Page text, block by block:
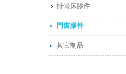
排骨床膠件
門窗膠件
其它制品